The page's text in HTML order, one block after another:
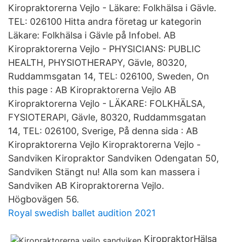
Kiropraktorerna Vejlo - Läkare: Folkhälsa i Gävle.
TEL: 026100 Hitta andra företag ur kategorin
Läkare: Folkhälsa i Gävle på Infobel. AB
Kiropraktorerna Vejlo - PHYSICIANS: PUBLIC
HEALTH, PHYSIOTHERAPY, Gävle, 80320,
Ruddammsgatan 14, TEL: 026100, Sweden, On
this page : AB Kiropraktorerna Vejlo AB
Kiropraktorerna Vejlo - LÄKARE: FOLKHÄLSA,
FYSIOTERAPI, Gävle, 80320, Ruddammsgatan
14, TEL: 026100, Sverige, På denna sida : AB
Kiropraktorerna Vejlo Kiropraktorerna Vejlo -
Sandviken Kiropraktor Sandviken Odengatan 50,
Sandviken Stängt nu! Alla som kan massera i
Sandviken AB Kiropraktorerna Vejlo.
Högbovägen 56.
Royal swedish ballet audition 2021
KiropraktorHälsa